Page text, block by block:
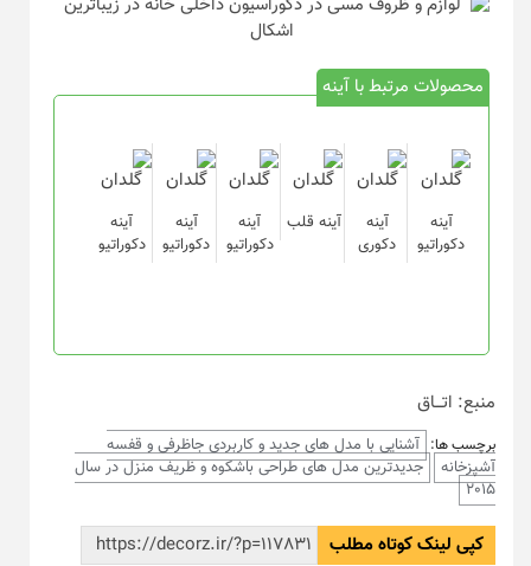
محصولات مرتبط با آینه
آینه
دکوراتیو
آینه
دکوری
آینه قلب
آینه
دکوراتیو
آینه
دکوراتیو
آینه
دکوراتیو
منبع: اتـــاق
برچسب ها: آشنایی با مدل های جدید و کاربردی جاظرفی و قفسه
آشپزخانه
جدیدترین مدل های طراحی باشکوه و ظریف منزل در سال
2015
کپی لینک کوتاه مطلب